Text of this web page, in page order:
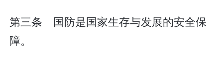
第三条 国防是国家生存与发展的安全保
障。